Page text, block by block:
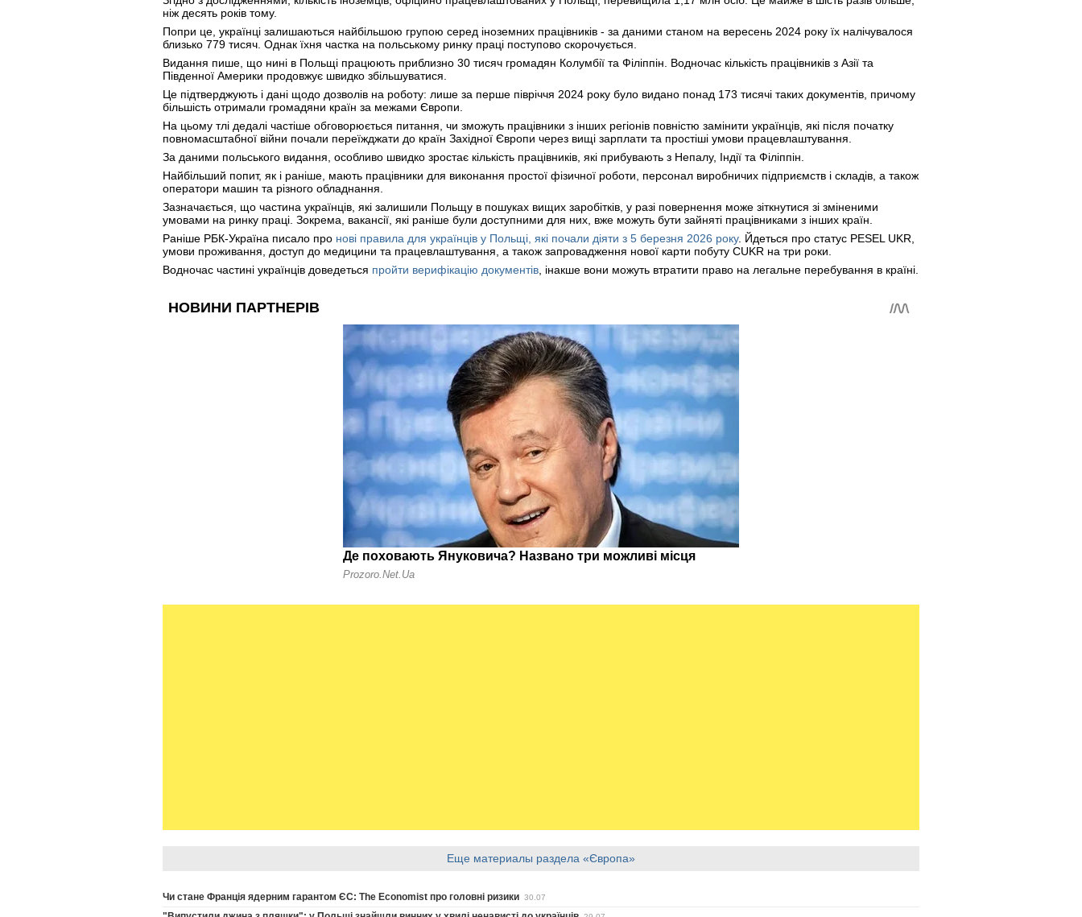
ніж десять років тому.
Попри це, українці залишаються найбільшою групою серед іноземних працівників - за даними станом на вересень 2024 року їх налічувалося
близько 779 тисяч. Однак їхня частка на польському ринку праці поступово скорочується.
Видання пише, що нині в Польщі працюють приблизно 30 тисяч громадян Колумбії та Філіппін. Водночас кількість працівників з Азії та
Південної Америки продовжує швидко збільшуватися.
Це підтверджують і дані щодо дозволів на роботу: лише за перше півріччя 2024 року було видано понад 173 тисячі таких документів, причому
більшість отримали громадяни країн за межами Європи.
На цьому тлі дедалі частіше обговорюється питання, чи зможуть працівники з інших регіонів повністю замінити українців, які після початку
повномасштабної війни почали переїжджати до країн Західної Європи через вищі зарплати та простіші умови працевлаштування.
За даними польського видання, особливо швидко зростає кількість працівників, які прибувають з Непалу, Індії та Філіппін.
Найбільший попит, як і раніше, мають працівники для виконання простої фізичної роботи, персонал виробничих підприємств і складів, а також
оператори машин та різного обладнання.
Зазначається, що частина українців, які залишили Польщу в пошуках вищих заробітків, у разі повернення може зіткнутися зі зміненими
умовами на ринку праці. Зокрема, вакансії, які раніше були доступними для них, вже можуть бути зайняті працівниками з інших країн.
Раніше РБК-Україна писало про нові правила для українців у Польщі, які почали діяти з 5 березня 2026 року. Йдеться про статус PESEL UKR,
умови проживання, доступ до медицини та працевлаштування, а також запровадження нової карти побуту CUKR на три роки.
Водночас частині українців доведеться пройти верифікацію документів , інакше вони можуть втратити право на легальне перебування в країні.
Еще материалы раздела «Європа»
Чи стане Франція ядерним гарантом ЄС: The Economist про головні ризики 30.07